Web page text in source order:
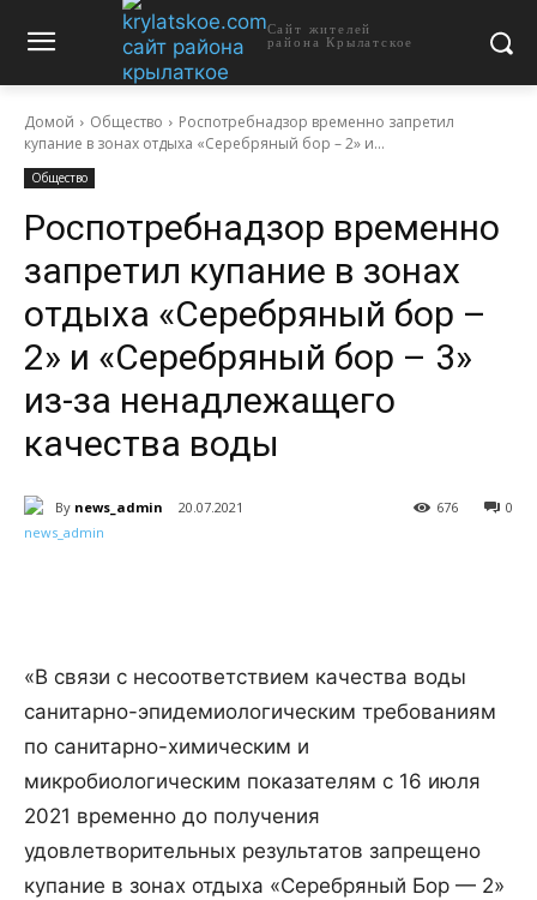
Сайт жителей
района Крылатское
Домой Общество
Роспотребнадзор временно запретил
купание в зонах отдыха «Серебряный бор – 2» и...
Общество
Роспотребнадзор временно
запретил купание в зонах
отдыха «Серебряный бор –
2» и «Серебряный бор – 3»
из-за ненадлежащего
качества воды
By news_admin 20.07.2021 0
676
«В связи с несоответствием качества воды
санитарно-эпидемиологическим требованиям
по санитарно-химическим и
микробиологическим показателям с 16 июля
2021 временно до получения
удовлетворительных результатов запрещено
купание в зонах отдыха «Серебряный Бор — 2»